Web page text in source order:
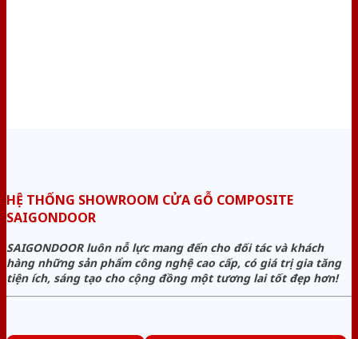
HỆ THỐNG SHOWROOM CỬA GỖ COMPOSITE
SAIGONDOOR
SAIGONDOOR luôn nỗ lực mang đến cho đối tác và khách
hàng những sản phẩm công nghệ cao cấp, có giá trị gia tăng
tiện ích, sáng tạo cho cộng đồng một tương lai tốt đẹp hơn!